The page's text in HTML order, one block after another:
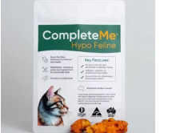
圍：
NT$440
到
NT$2,090